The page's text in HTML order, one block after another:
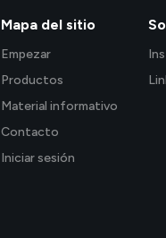
Mapa del sitio
Empezar
Productos
Material informativo
Contacto
Iniciar sesión